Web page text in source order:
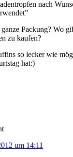
nach
Packung? Wo
zu kaufen?
so lecker wie
hat:)
um 14:11